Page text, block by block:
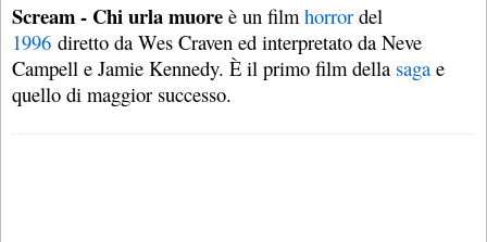
Scream - Chi urla muore è un filmhorror del
1996 diretto da Wes Craven ed interpretato da Neve
Campell e Jamie Kennedy. È il primo film della saga e
quello di maggior successo.